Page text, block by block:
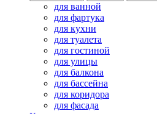
для ванной
для фартука
для кухни
для туалета
для гостиной
для улицы
для балкона
для бассейна
для коридора
для фасада